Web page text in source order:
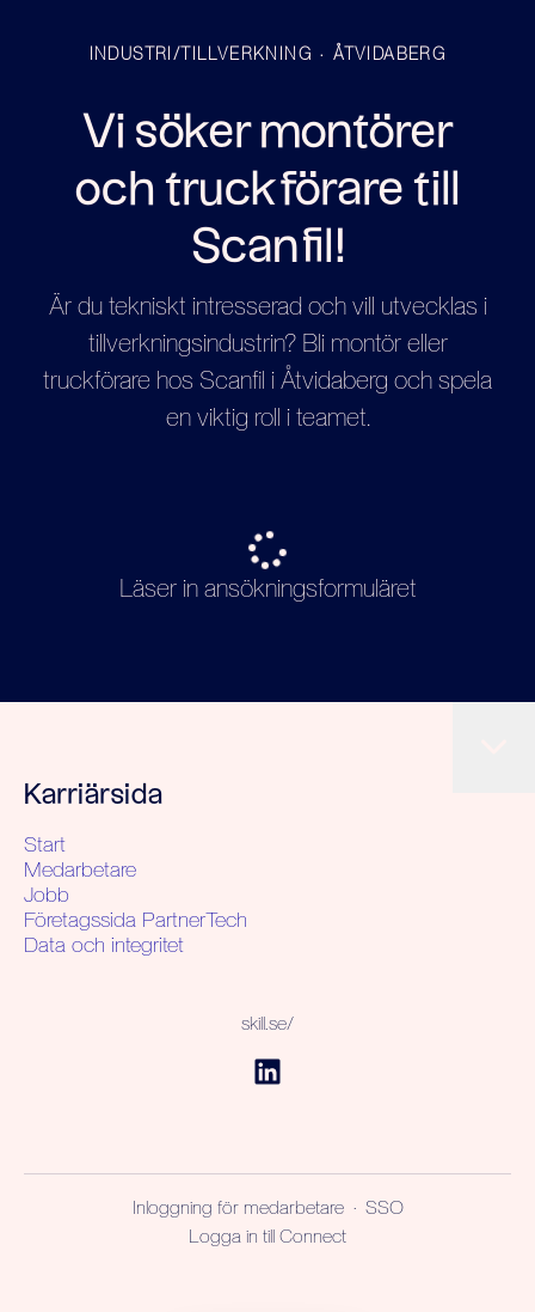
INDUSTRI/TILLVERKNING · ÅTVIDABERG
Vi söker montörer
och truckförare till
Scanfil!
Är du tekniskt intresserad och vill utvecklas i
tillverkningsindustrin? Bli montör eller
truckförare hos Scanfil i Åtvidaberg och spela
en viktig roll i teamet.
Läser in ansökningsformuläret
Karriärsida
Start
Medarbetare
Jobb
Företagssida PartnerTech
Data och integritet
skill.se/
Inloggning för medarbetare · SSO
Logga in till Connect